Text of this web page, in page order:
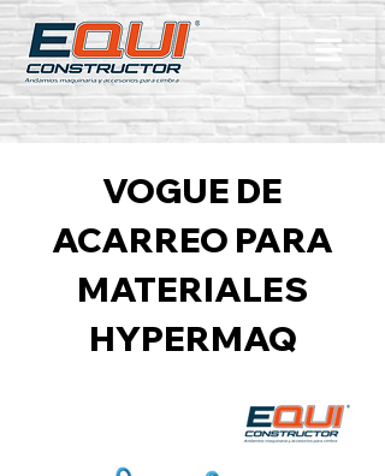
VOGUE DE
ACARREO PARA
MATERIALES
HYPERMAQ